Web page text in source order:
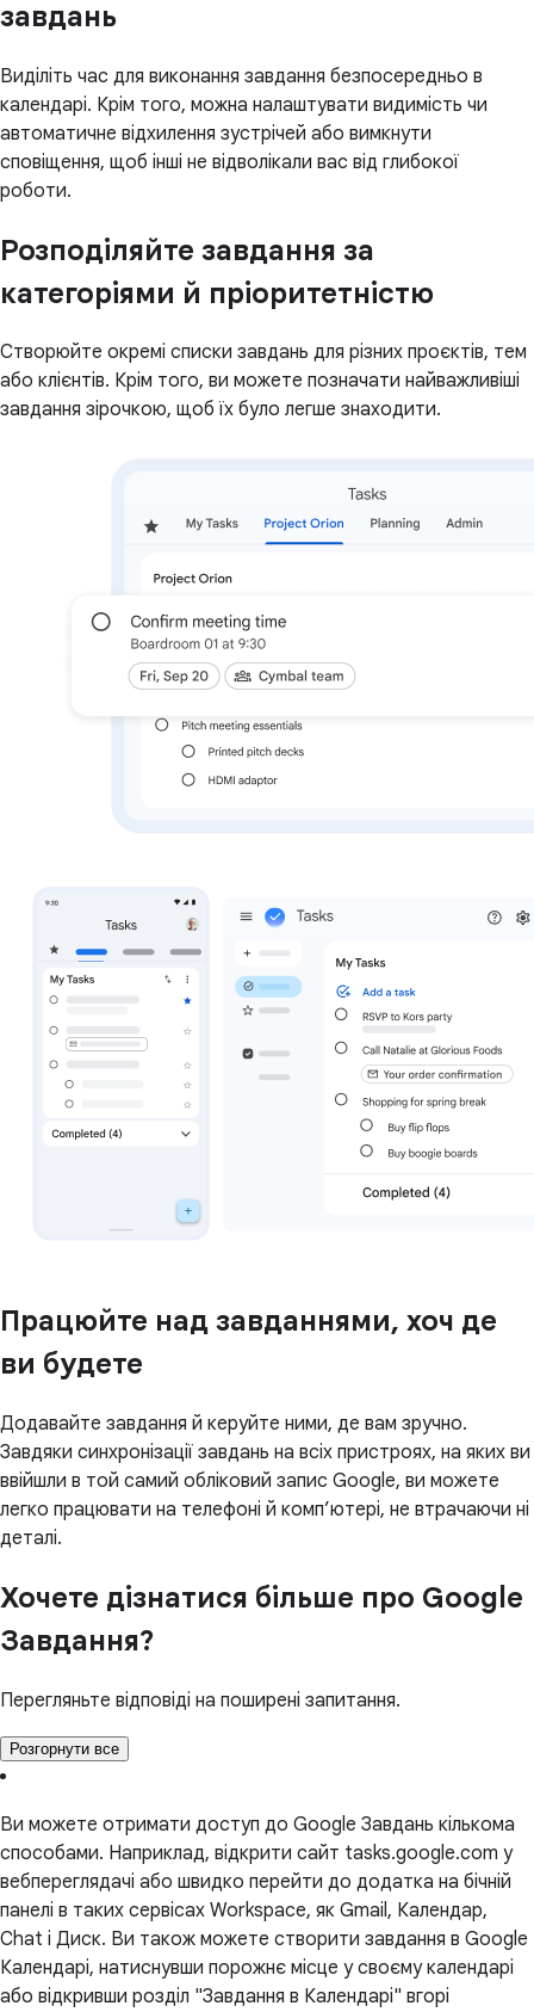
завдань
Виділіть час для виконання завдання безпосередньо в
календарі. Крім того, можна налаштувати видимість чи
автоматичне відхилення зустрічей або вимкнути
сповіщення, щоб інші не відволікали вас від глибокої
роботи.
Розподіляйте завдання за
категоріями й пріоритетністю
Створюйте окремі списки завдань для різних проєктів, тем
або клієнтів. Крім того, ви можете позначати найважливіші
завдання зірочкою, щоб їх було легше знаходити.
Працюйте над завданнями, хоч де
ви будете
Додавайте завдання й керуйте ними, де вам зручно.
Завдяки синхронізації завдань на всіх пристроях, на яких ви
ввійшли в той самий обліковий запис Google, ви можете
легко працювати на телефоні й комп’ютері, не втрачаючи ні
деталі.
Хочете дізнатися більше про Google
Завдання?
Перегляньте відповіді на поширені запитання.
Розгорнути все
Ви можете отримати доступ до Google Завдань кількома
способами. Наприклад, відкрити сайт tasks.google.com у
вебпереглядачі або швидко перейти до додатка на бічній
панелі в таких сервісах Workspace, як Gmail, Календар,
Chat і Диск. Ви також можете створити завдання в Google
Календарі, натиснувши порожнє місце у своєму календарі
або відкривши розділ "Завдання в Календарі" вгорі